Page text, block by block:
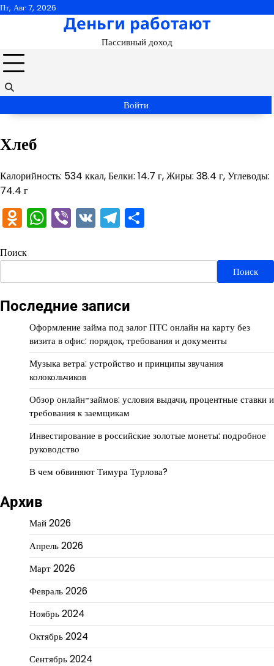
Перейти
Пт, Авг 7, 2026
Деньги работают
Пассивный доход
Войти
Хлеб
Калорийность: 534 ккал, Белки: 14.7 г, Жиры: 38.4 г, Углеводы:
74.4 г
Odnoklassniki
WhatsApp
Viber
VKTelegram
Поиск
Поиск
Последние записи
Оформление займа под залог ПТС онлайн на карту без
визита в офис: порядок, требования и документы
Музыка ветра: устройство и принципы звучания
колокольчиков
Обзор онлайн-займов: условия выдачи, процентные ставки и
требования к заемщикам
Инвестирование в российские золотые монеты: подробное
руководство
В чем обвиняют Тимура Турлова?
Архив
Май 2026
Апрель 2026
Март 2026
Февраль 2026
Ноябрь 2024
Октябрь 2024
Сентябрь 2024